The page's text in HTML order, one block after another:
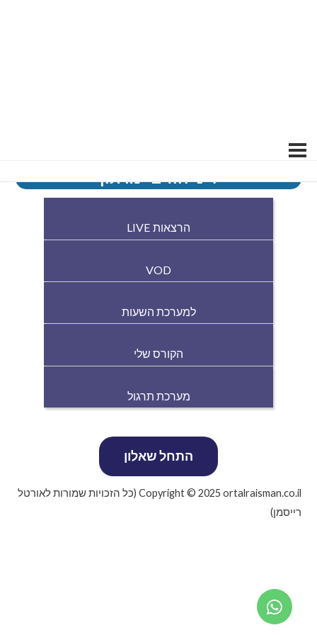
דיני חוזים- מרתון
הרצאות LIVE
VOD
למערכת השעות
הקורס שלי
מערכת תרגול
Copyright © 2025 ortalraisman.co.il (כל הזכויות שמורות לאורטל
רייסמן)